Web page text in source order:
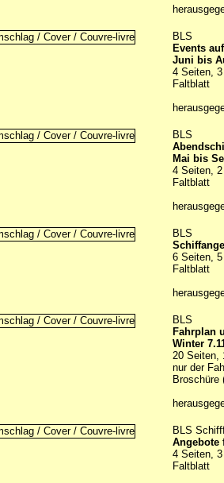
BLS
Events
Juni bis
4 Seiten,
Faltblatt
BLS
Mai bis
4 Seiten,
Faltblatt
BLS
6 Seiten,
Faltblatt
BLS
Fahrplan
Winter
20 Seiten,
nur der
Broschüre
BLS
Angebote
4 Seiten,
Faltblatt